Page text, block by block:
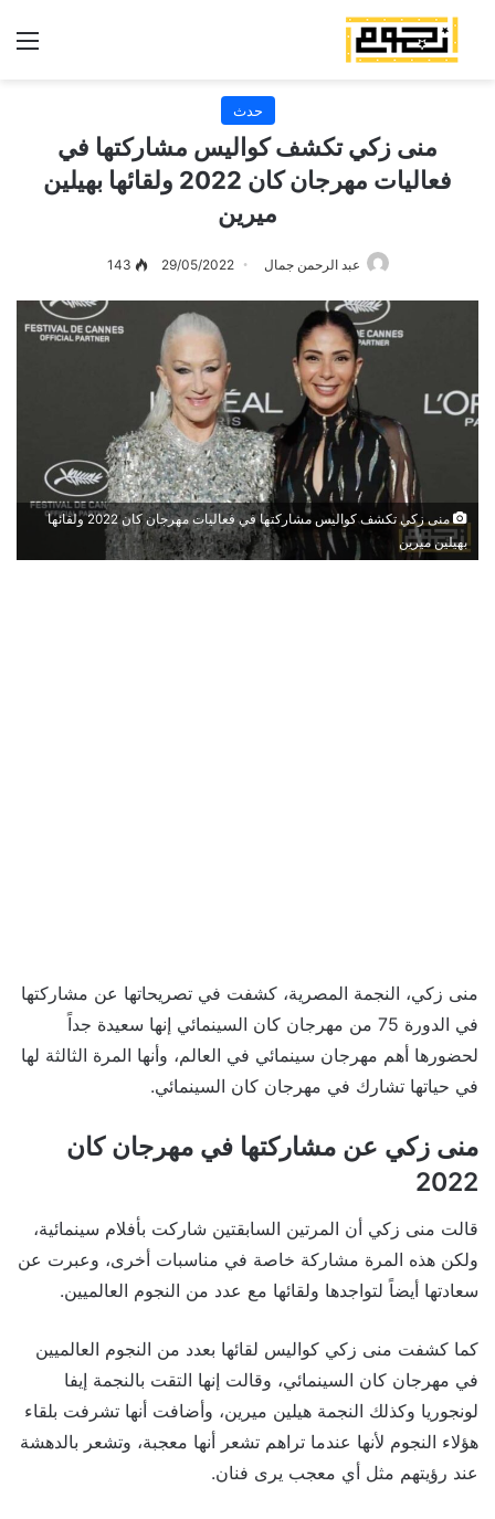
حدث
منى زكي تكشف كواليس مشاركتها في
فعاليات مهرجان كان 2022 ولقائها بهيلين
ميرين
عبد الرحمن جمال 29/05/2022
143
منى زكي تكشف كواليس مشاركتها في فعاليات مهرجان كان 2022 ولقائها
بهيلين ميرين
منى زكي، النجمة المصرية، كشفت في تصريحاتها عن مشاركتها
في الدورة 75 من مهرجان كان السينمائي إنها سعيدة جداً
لحضورها أهم مهرجان سينمائي في العالم، وأنها المرة الثالثة لها
في حياتها تشارك في مهرجان كان السينمائي.
منى زكي عن مشاركتها في مهرجان كان
2022
قالت منى زكي أن المرتين السابقتين شاركت بأفلام سينمائية،
ولكن هذه المرة مشاركة خاصة في مناسبات أخرى، وعبرت عن
سعادتها أيضاً لتواجدها ولقائها مع عدد من النجوم العالميين.
كما كشفت منى زكي كواليس لقائها بعدد من النجوم العالميين
في مهرجان كان السينمائي، وقالت إنها التقت بالنجمة إيفا
لونجوريا وكذلك النجمة هيلين ميرين، وأضافت أنها تشرفت بلقاء
هؤلاء النجوم لأنها عندما تراهم تشعر أنها معجبة، وتشعر بالدهشة
عند رؤيتهم مثل أي معجب يرى فنان.